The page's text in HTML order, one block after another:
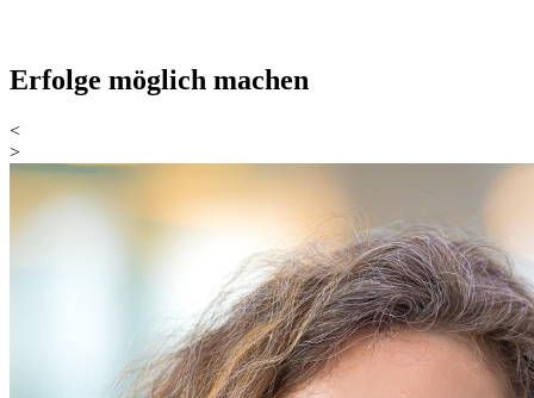
Erfolge möglich machen
<
>